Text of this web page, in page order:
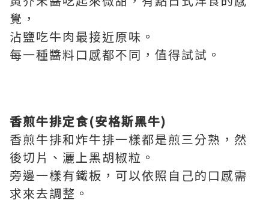
覺，
沾鹽吃牛肉最接近原味。
每一種醬料口感都不同，值得試試。
香煎牛排定食(安格斯黑牛)
香煎牛排和炸牛排一樣都是煎三分熟，然
後切片、灑上黑胡椒粒。
旁邊一樣有鐵板，可以依照自己的口感需
求來去調整。